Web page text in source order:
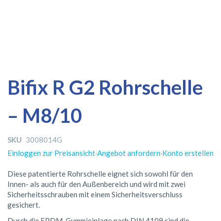
Bifix R G2 Rohrschelle
– M8/10
SKU 3008014G
Einloggen zur Preisansicht·Angebot anfordern·Konto erstellen
Diese patentierte Rohrschelle eignet sich sowohl für den
Innen- als auch für den Außenbereich und wird mit zwei
Sicherheitsschrauben mit einem Sicherheitsverschluss
gesichert.
Ende
Bildergalerie
springen
Anfang
Bildergalerie
springen